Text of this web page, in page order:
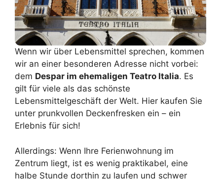
Wenn wir über Lebensmittel sprechen, kommen
wir an einer besonderen Adresse nicht vorbei:
dem Despar im ehemaligen Teatro Italia. Es
gilt für viele als das schönste
Lebensmittelgeschäft der Welt. Hier kaufen Sie
unter prunkvollen Deckenfresken ein – ein
Erlebnis für sich!
Allerdings: Wenn Ihre Ferienwohnung im
Zentrum liegt, ist es wenig praktikabel, eine
halbe Stunde dorthin zu laufen und schwer